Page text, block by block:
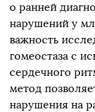
о ранней
нарушений у
важность
гомеостаза с
сердечного
метод
нарушения на